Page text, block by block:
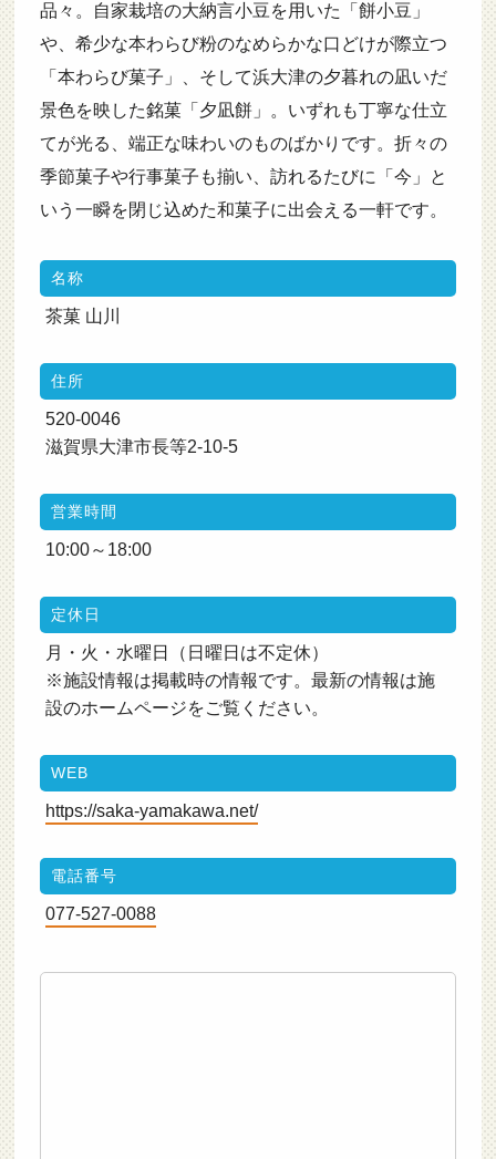
品々。自家栽培の大納言小豆を用いた「餅小豆」
や、希少な本わらび粉のなめらかな口どけが際立つ
「本わらび菓子」、そして浜大津の夕暮れの凪いだ
景色を映した銘菓「夕凪餅」。いずれも丁寧な仕立
てが光る、端正な味わいのものばかりです。折々の
季節菓子や行事菓子も揃い、訪れるたびに「今」と
いう一瞬を閉じ込めた和菓子に出会える一軒です。
名称
茶菓 山川
住所
520-0046
滋賀県大津市長等2-10-5
営業時間
10:00～18:00
定休日
月・火・水曜日（日曜日は不定休）
※施設情報は掲載時の情報です。最新の情報は施
設のホームページをご覧ください。
WEB
https://saka-yamakawa.net/
電話番号
077-527-0088